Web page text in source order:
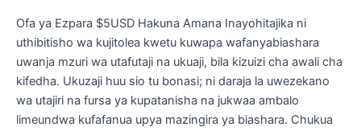
Ofa ya Ezpara $5USD Hakuna Amana Inayohitajika ni
uthibitisho wa kujitolea kwetu kuwapa wafanyabiashara
uwanja mzuri wa utafutaji na ukuaji, bila kizuizi cha awali cha
kifedha. Ukuzaji huu sio tu bonasi; ni daraja la uwezekano
wa utajiri na fursa ya kupatanisha na jukwaa ambalo
limeundwa kufafanua upya mazingira ya biashara. Chukua